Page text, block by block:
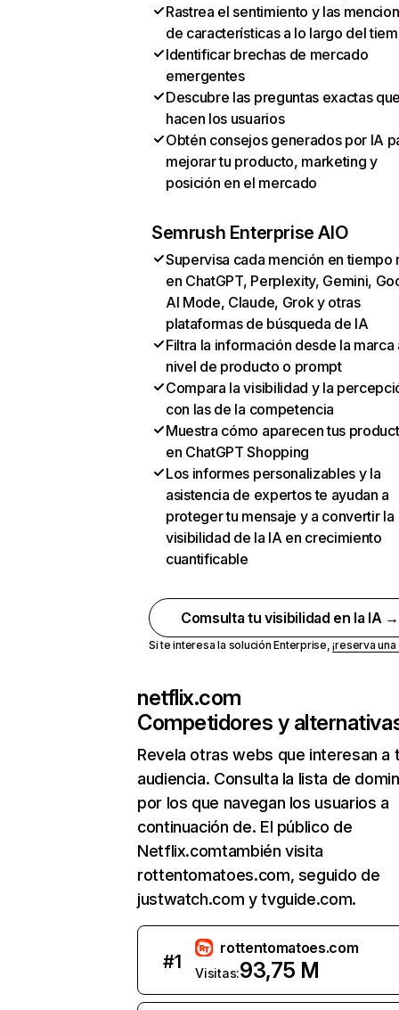
Rastrea el sentimiento y las
de características a lo largo del
Identificar brechas de mercado
emergentes
Descubre las preguntas exactas
hacen los usuarios
Obtén consejos generados por IA
mejorar tu producto, marketing y
posición en el mercado
Semrush Enterprise AIO
Supervisa cada mención en tiempo
en ChatGPT, Perplexity, Gemini,
AI Mode, Claude, Grok y otras
plataformas de búsqueda de IA
Filtra la información desde la marca
nivel de producto o prompt
Compara la visibilidad y la
con las de la competencia
Muestra cómo aparecen tus
en ChatGPT Shopping
Los informes personalizables y la
asistencia de expertos te ayudan a
proteger tu mensaje y a convertir la
visibilidad de la IA en crecimiento
cuantificable
Comsulta tu visibilidad en la IA →
Si te interesa la solución Enterprise,¡reserva
netflix.com
Competidores y
Revela otras webs que interesan a
audiencia. Consulta la lista de
por los que navegan los usuarios a
continuación de. El público de
Netflix.comtambién visita
rottentomatoes.com, seguido de
justwatch.com y tvguide.com.
#1
rottentomatoes.com
Visitas:93,75 M